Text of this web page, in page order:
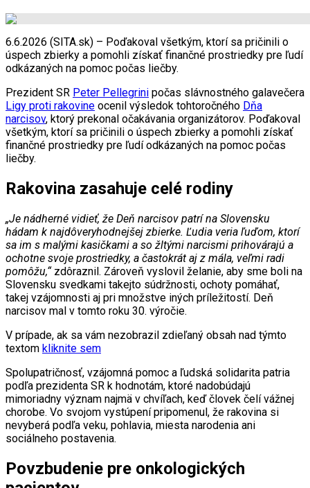
6.6.2026 (SITA.sk) – Poďakoval všetkým, ktorí sa pričinili o
úspech zbierky a pomohli získať finančné prostriedky pre ľudí
odkázaných na pomoc počas liečby.
Prezident SR Peter Pellegrini počas slávnostného galavečera
Ligy proti rakovine ocenil výsledok tohtoročného Dňa
narcisov, ktorý prekonal očakávania organizátorov. Poďakoval
všetkým, ktorí sa pričinili o úspech zbierky a pomohli získať
finančné prostriedky pre ľudí odkázaných na pomoc počas
liečby.
Rakovina zasahuje celé rodiny
„Je nádherné vidieť, že Deň narcisov patrí na Slovensku
hádam k najdôveryhodnejšej zbierke. Ľudia veria ľuďom, ktorí
sa im s malými kasičkami a so žltými narcismi prihovárajú a
ochotne svoje prostriedky, a častokrát aj z mála, veľmi radi
pomôžu,“zdôraznil. Zároveň vyslovil želanie, aby sme boli na
Slovensku svedkami takejto súdržnosti, ochoty pomáhať,
takej vzájomnosti aj pri množstve iných príležitostí. Deň
narcisov mal v tomto roku 30. výročie.
V prípade, ak sa vám nezobrazil zdieľaný obsah nad týmto
textom kliknite sem
Spolupatričnosť, vzájomná pomoc a ľudská solidarita patria
podľa prezidenta SR k hodnotám, ktoré nadobúdajú
mimoriadny význam najmä v chvíľach, keď človek čelí vážnej
chorobe. Vo svojom vystúpení pripomenul, že rakovina si
nevyberá podľa veku, pohlavia, miesta narodenia ani
sociálneho postavenia.
Povzbudenie pre onkologických